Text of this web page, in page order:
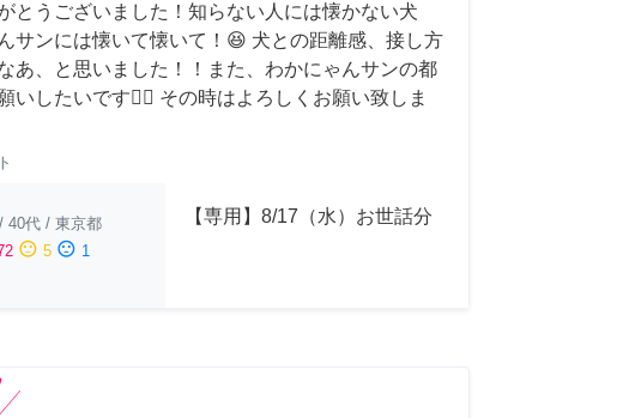
とうございました！知らない人には懐かない犬
サンには懐いて懐いて！😆 犬との距離感、接し方
あ、と思いました！！また、わかにゃんサンの都
いしたいです🙇‍♂️ その時はよろしくお願い致しま
/ 40代 / 東京都
sentiment_neutral 5 sentiment_dissatisfied 1
【専用】8/17（水）お世話分